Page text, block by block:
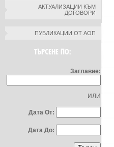
АКТУАЛИЗАЦИИ КЪМ
ДОГОВОРИ
ПУБЛИКАЦИИ ОТ АОП
ТЪРСЕНЕ ПО:
Заглавие:
ИЛИ
Дата От:
Дата До: